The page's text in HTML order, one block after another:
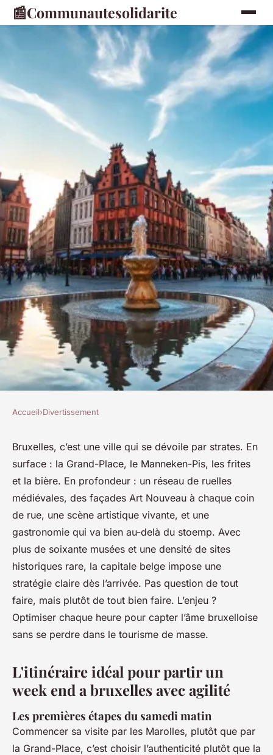
📰Communautesolidarite
Découvrez les meilleures
activités cachées pour un
week-end à Bruxelles
Claude• 26/03/2026 15:25•9 min de lecture
Accueil›Divertissement
Bruxelles, c’est une ville qui se dévoile par strates. En
surface : la Grand-Place, le Manneken-Pis, les frites
et la bière. En profondeur : un réseau de ruelles
médiévales, des façades Art Nouveau à chaque coin
de rue, une scène artistique vivante, et une
gastronomie qui va bien au-delà du stoemp. Avec
plus de soixante musées et une densité de sites
historiques rare, la capitale belge impose une
stratégie claire dès l’arrivée. Pas question de tout
faire, mais plutôt de tout bien faire. L’enjeu ?
Optimiser chaque heure pour capter l’âme bruxelloise
sans se perdre dans le tourisme de masse.
L'itinéraire idéal pour partir un
week end a bruxelles avec agilité
Les premières étapes du samedi matin
Commencer sa visite par les Marolles, plutôt que par
la Grand-Place, c’est choisir l’authenticité plutôt que la